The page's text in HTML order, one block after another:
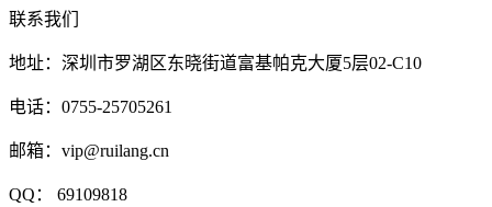
联系我们
地址：深圳市罗湖区东晓街道富基帕克大厦5层02-C10
电话：0755-25705261
邮箱：vip@ruilang.cn
QQ： 69109818